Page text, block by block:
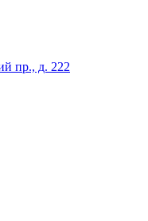
пр., д. 222